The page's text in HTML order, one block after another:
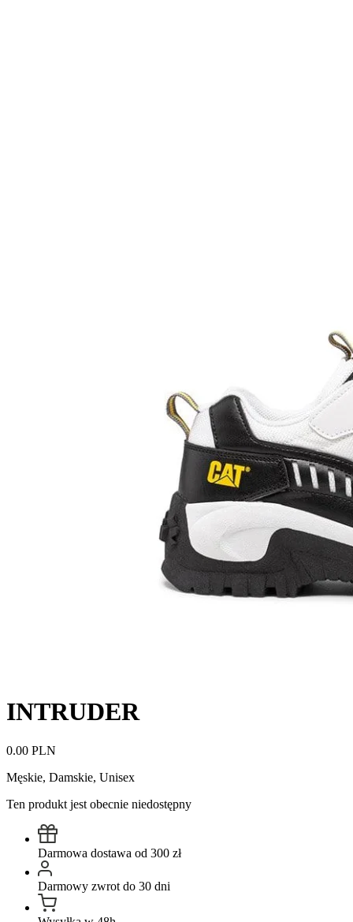
INTRUDER
0.00 PLN
Męskie, Damskie, Unisex
Ten produkt jest obecnie niedostępny
Darmowa dostawa od 300 zł
Darmowy zwrot do 30 dni